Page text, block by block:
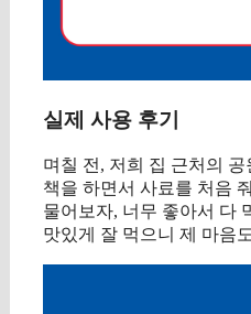
실제 사용 후기
며칠 전, 저희 집 근처의
책을 하면서 사료를 처음
물어보자, 너무 좋아서 다
맛있게 잘 먹으니 제 마음